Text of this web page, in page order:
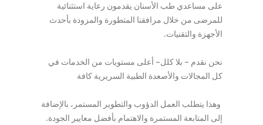
على مساعدي طب الأسنان يقدمون رعاية استثنائية
للمرضى من خلال مرافقنا المتطورة والمزودة بأحدث
الأجهزة والتقنيات.
نحن نقدم - بلا كلل- أعلى مستويات من الخدمات في
كل المجالات والأصعدة الطبية السريرية كافة
وهذا يتطلب العمل الدؤوب والتطوير المستمر، بالإضافة
إلى المتابعة المستمرة والاهتمام بأفضل معايير الجودة.